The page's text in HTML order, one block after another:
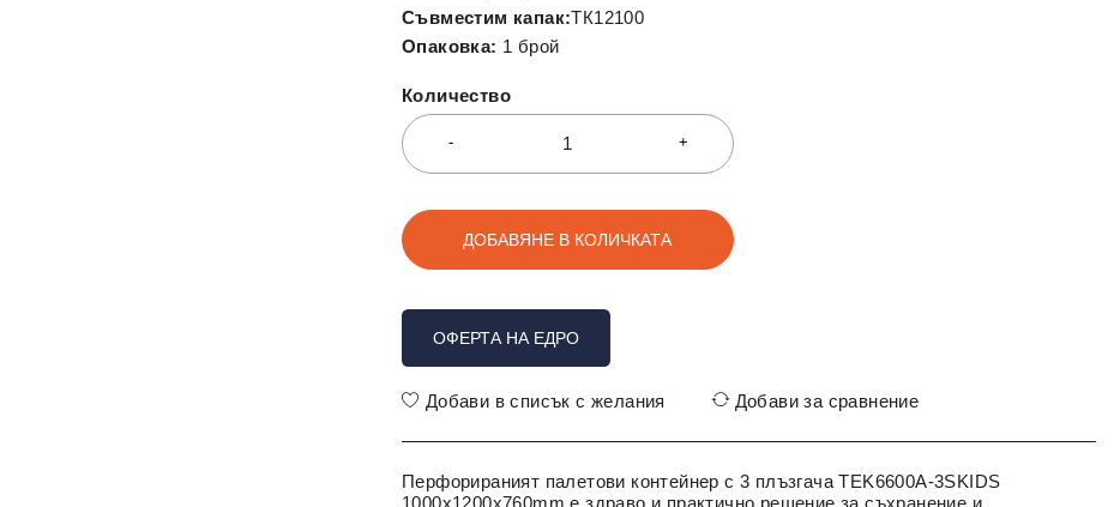
Съвместим капак:ТК12100
Опаковка: 1 брой
Количество
ДОБАВЯНЕ В КОЛИЧКАТА
ОФЕРТА НА ЕДРО
Добави в списък с желания Добави за сравнение
Перфорираният палетови контейнер с 3 плъзгача TEK6600A-3SKIDS